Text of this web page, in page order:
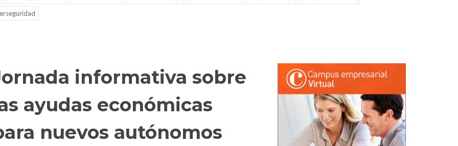
informativa sobre
ayudas económicas
nuevos autónomos